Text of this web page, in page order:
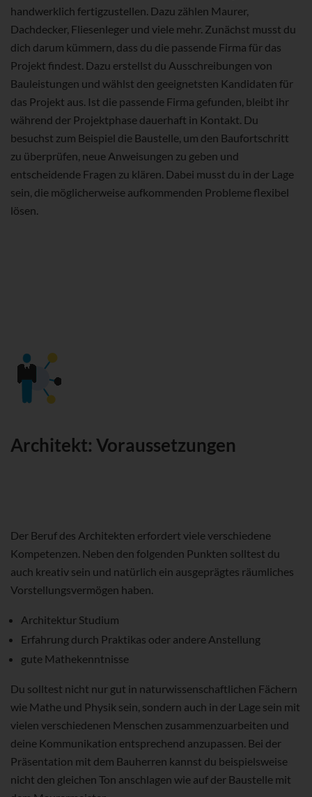
handwerklich fertigzustellen. Dazu zählen Maurer,
Dachdecker, Fliesenleger und viele mehr. Zunächst musst du
dich darum kümmern, dass du die passende Firma für das
Projekt findest. Dazu erstellst du Ausschreibungen von
Bauleistungen und wählst den geeignetsten Kandidaten für
das Projekt aus. Ist die passende Firma gefunden, bleibt ihr
während der Projektphase dauerhaft in Kontakt. Du
besuchst zum Beispiel die Baustelle, um den Baufortschritt
zu überprüfen, neue Anweisungen zu geben und
entscheidende Fragen zu klären. Dabei musst du in der Lage
sein, die möglicherweise aufkommenden Probleme flexibel
lösen.
Architekt: Voraussetzungen
Der Beruf des Architekten erfordert viele verschiedene
Kompetenzen. Neben den folgenden Punkten solltest du
auch kreativ sein und natürlich ein ausgeprägtes räumliches
Vorstellungsvermögen haben.
Architektur Studium
Erfahrung durch Praktikas oder andere Anstellung
gute Mathekenntnisse
Du solltest nicht nur gut in naturwissenschaftlichen Fächern
wie Mathe und Physik sein, sondern auch in der Lage sein mit
vielen verschiedenen Menschen zusammenzuarbeiten und
deine Kommunikation entsprechend anzupassen. Bei der
Präsentation mit dem Bauherren kannst du beispielsweise
nicht den gleichen Ton anschlagen wie auf der Baustelle mit